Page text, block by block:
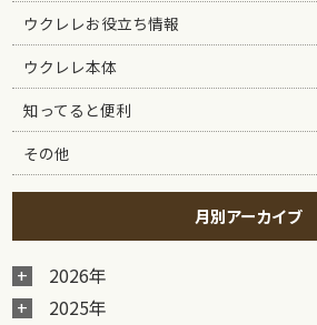
ウクレレお役立ち情報
ウクレレ本体
知ってると便利
その他
月別アーカイブ
2026年
2025年